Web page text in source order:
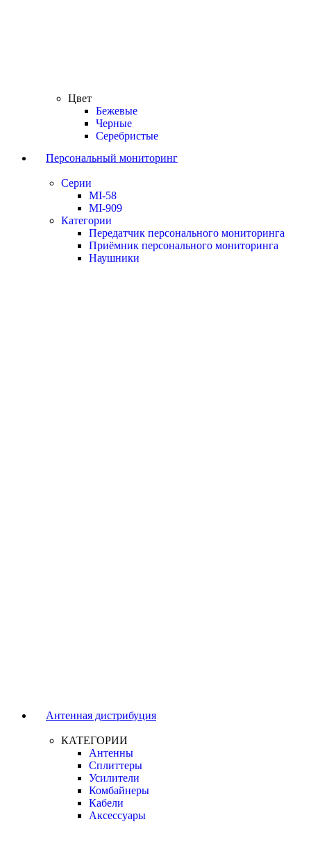
Цвет
Бежевые
Черные
Серебристые
Персональный мониторинг
Серии
MI-58
MI-909
Категории
Передатчик персонального мониторинга
Приёмник персонального мониторинга
Наушники
Антенная дистрибуция
КАТЕГОРИИ
Антенны
Сплиттеры
Усилители
Комбайнеры
Кабели
Аксессуары